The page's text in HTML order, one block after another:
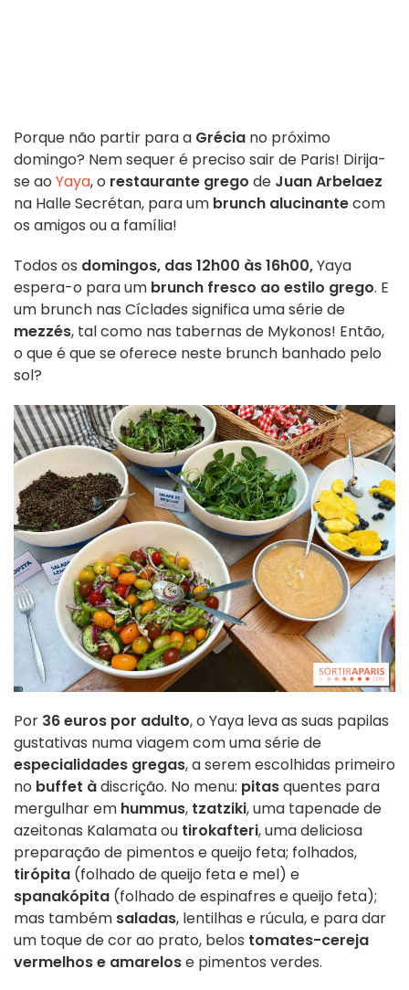
Porque não partir para a Grécia no próximo
domingo? Nem sequer é preciso sair de Paris! Dirija-
se ao Yaya, o restaurante grego de Juan Arbelaez
na Halle Secrétan, para um brunch alucinantecom
os amigos ou a família!
Todos os domingos, das 12h00 às 16h00,Yaya
espera-o para um brunch fresco ao estilo grego. E
um brunch nas Cíclades significa uma série de
mezzés, tal como nas tabernas de Mykonos! Então,
o que é que se oferece neste brunch banhado pelo
sol?
Por 36 euros por adulto, o Yaya leva as suas papilas
gustativas numa viagem com uma série de
especialidades gregas, a serem escolhidas primeiro
no buffet àdiscrição. No menu: pitasquentes para
mergulhar em hummus, tzatziki, uma tapenade de
azeitonas Kalamata ou tirokafteri, uma deliciosa
preparação de pimentos e queijo feta; folhados,
tirópita (folhado de queijo feta e mel) e
spanakópita (folhado de espinafres e queijo feta);
mas também saladas, lentilhas e rúcula, e para dar
um toque de cor ao prato, belos tomates-cereja
vermelhos e amarelose pimentos verdes.